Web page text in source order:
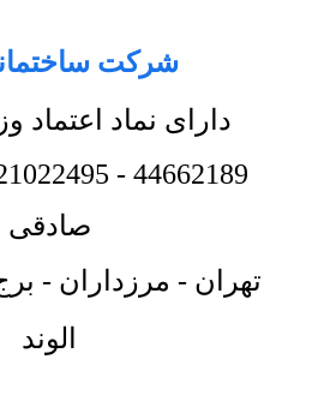
شرکت
دارای نماد
44662189
-
صادقی
تهران - مرزداران -
الوند